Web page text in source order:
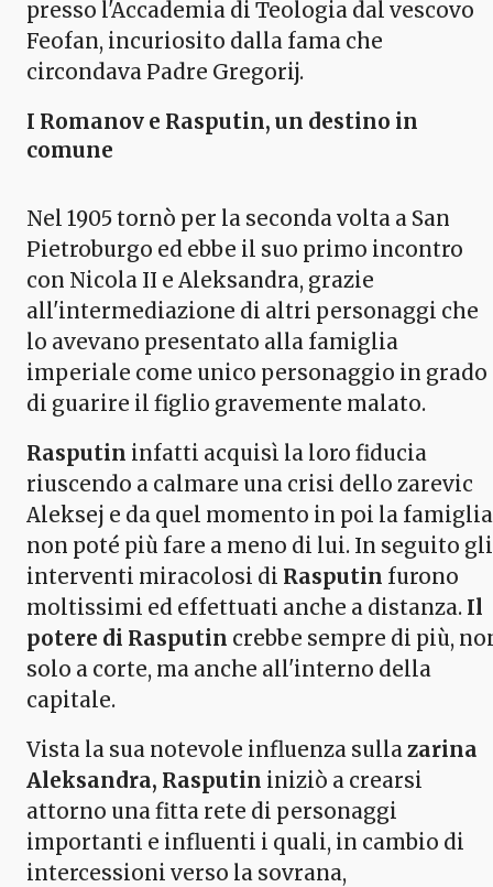
presso l'Accademia di Teologia dal vescovo
Feofan, incuriosito dalla fama che
circondava Padre Gregorij.
I Romanov e Rasputin, un destino in
comune
Nel 1905 tornò per la seconda volta a San
Pietroburgo ed ebbe il suo primo incontro
con Nicola II e Aleksandra, grazie
all'intermediazione di altri personaggi che
lo avevano presentato alla famiglia
imperiale come unico personaggio in grado
di guarire il figlio gravemente malato.
Rasputin infatti acquisì la loro fiducia
riuscendo a calmare una crisi dello zarevic
Aleksej e da quel momento in poi la famiglia
non poté più fare a meno di lui. In seguito gli
interventi miracolosi di Rasputin furono
moltissimi ed effettuati anche a distanza. Il
potere di Rasputin crebbe sempre di più,
solo a corte, ma anche all'interno della
capitale.
Vista la sua notevole influenza sullazarina
Aleksandra, Rasputin iniziò a crearsi
attorno una fitta rete di personaggi
importanti e influenti i quali, in cambio di
intercessioni verso la sovrana,